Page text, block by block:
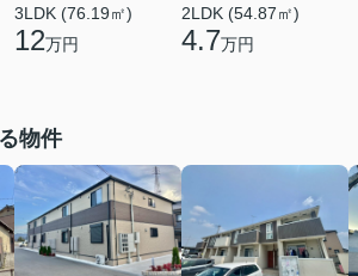
3LDK (76.19㎡)
12万円
2LDK (54.87㎡)
4.7万円
物件